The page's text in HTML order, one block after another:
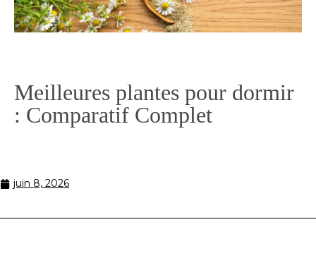
Meilleures plantes pour dormir
: Comparatif Complet
juin 8, 2026